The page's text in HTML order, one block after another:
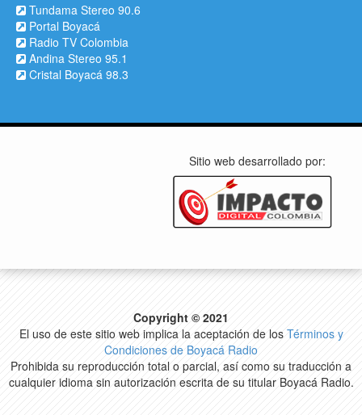
Tundama Stereo 90.6
Portal Boyacá
Radio TV Colombia
Andina Stereo 95.1
Cristal Boyacá 98.3
Sitio web desarrollado por:
Copyright © 2021
El uso de este sitio web implica la aceptación de los Términos y
Condiciones de Boyacá Radio
Prohibida su reproducción total o parcial, así como su traducción a
cualquier idioma sin autorización escrita de su titular Boyacá Radio.